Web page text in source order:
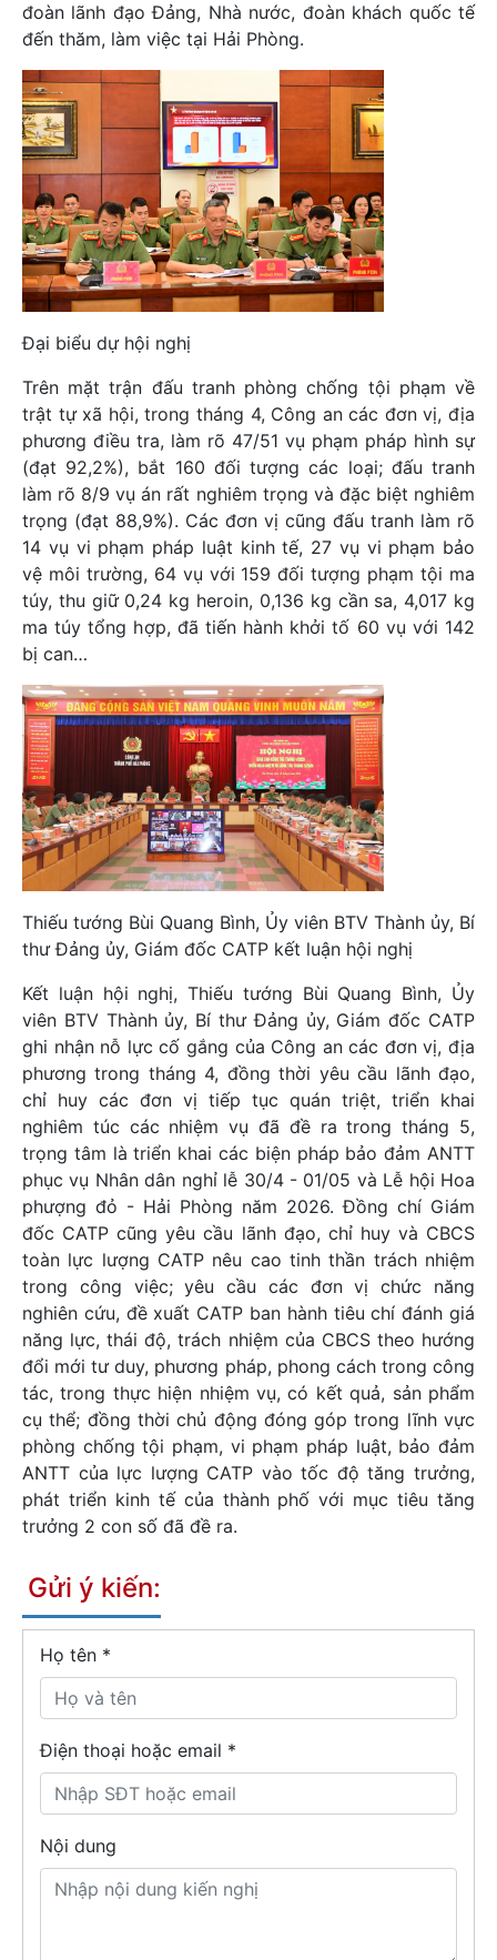
đoàn lãnh đạo Đảng, Nhà nước, đoàn khách quốc tế
đến thăm, làm việc tại Hải Phòng.
Đại biểu dự hội nghị
Trên mặt trận đấu tranh phòng chống tội phạm về
trật tự xã hội, trong tháng 4, Công an các đơn vị, địa
phương điều tra, làm rõ 47/51 vụ phạm pháp hình sự
(đạt 92,2%), bắt 160 đối tượng các loại; đấu tranh
làm rõ 8/9 vụ án rất nghiêm trọng và đặc biệt nghiêm
trọng (đạt 88,9%). Các đơn vị cũng đấu tranh làm rõ
14 vụ vi phạm pháp luật kinh tế, 27 vụ vi phạm bảo
vệ môi trường, 64 vụ với 159 đối tượng phạm tội ma
túy, thu giữ 0,24 kg heroin, 0,136 kg cần sa, 4,017 kg
ma túy tổng hợp, đã tiến hành khởi tố 60 vụ với 142
bị can…
Thiếu tướng Bùi Quang Bình, Ủy viên BTV Thành ủy, Bí
thư Đảng ủy, Giám đốc CATP kết luận hội nghị
Kết luận hội nghị, Thiếu tướng Bùi Quang Bình, Ủy
viên BTV Thành ủy, Bí thư Đảng ủy, Giám đốc CATP
ghi nhận nỗ lực cố gắng của Công an các đơn vị, địa
phương trong tháng 4, đồng thời yêu cầu lãnh đạo,
chỉ huy các đơn vị tiếp tục quán triệt, triển khai
nghiêm túc các nhiệm vụ đã đề ra trong tháng 5,
trọng tâm là triển khai các biện pháp bảo đảm ANTT
phục vụ Nhân dân nghỉ lễ 30/4 - 01/05 và Lễ hội Hoa
phượng đỏ - Hải Phòng năm 2026. Đồng chí Giám
đốc CATP cũng yêu cầu lãnh đạo, chỉ huy và CBCS
toàn lực lượng CATP nêu cao tinh thần trách nhiệm
trong công việc; yêu cầu các đơn vị chức năng
nghiên cứu, đề xuất CATP ban hành tiêu chí đánh giá
năng lực, thái độ, trách nhiệm của CBCS theo hướng
đổi mới tư duy, phương pháp, phong cách trong công
tác, trong thực hiện nhiệm vụ, có kết quả, sản phẩm
cụ thể; đồng thời chủ động đóng góp trong lĩnh vực
phòng chống tội phạm, vi phạm pháp luật, bảo đảm
ANTT của lực lượng CATP vào tốc độ tăng trưởng,
phát triển kinh tế của thành phố với mục tiêu tăng
trưởng 2 con số đã đề ra.
Gửi ý kiến:
Họ tên *
Điện thoại hoặc email *
Nội dung